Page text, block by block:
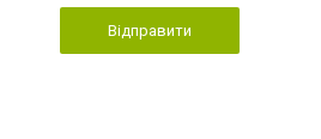
Відправити